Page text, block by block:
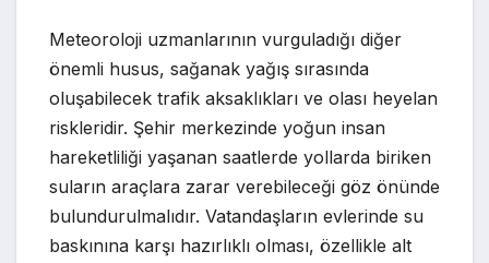
Meteoroloji uzmanlarının vurguladığı diğer
önemli husus, sağanak yağış sırasında
oluşabilecek trafik aksaklıkları ve olası heyelan
riskleridir. Şehir merkezinde yoğun insan
hareketliliği yaşanan saatlerde yollarda biriken
suların araçlara zarar verebileceği göz önünde
bulundurulmalıdır. Vatandaşların evlerinde su
baskınına karşı hazırlıklı olması, özellikle alt